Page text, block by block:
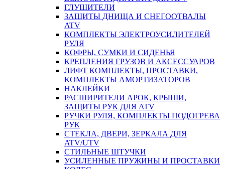
ГЛУШИТЕЛИ
ЗАЩИТЫ ДНИЩА И СНЕГООТВАЛЫ
ATV
КОМПЛЕКТЫ ЭЛЕКТРОУСИЛИТЕЛЕЙ
РУЛЯ
КОФРЫ, СУМКИ И СИДЕНЬЯ
КРЕПЛЕНИЯ ГРУЗОВ И АКСЕССУАРОВ
ЛИФТ КОМПЛЕКТЫ, ПРОСТАВКИ,
КОМПЛЕКТЫ АМОРТИЗАТОРОВ
НАКЛЕЙКИ
РАСШИРИТЕЛИ АРОК, КРЫШИ,
ЗАЩИТЫ РУК ДЛЯ ATV
РУЧКИ РУЛЯ, КОМПЛЕКТЫ ПОДОГРЕВА
РУК
СТЕКЛА, ДВЕРИ, ЗЕРКАЛА ДЛЯ
ATV/UTV
СТИЛЬНЫЕ ШТУЧКИ
УСИЛЕННЫЕ ПРУЖИНЫ И ПРОСТАВКИ